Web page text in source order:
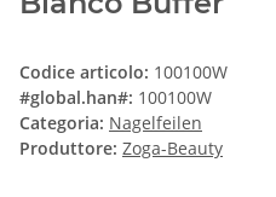
Codice articolo: 100100W
#global.han#: 100100W
Categoria: Nagelfeilen
Produttore: Zoga-Beauty